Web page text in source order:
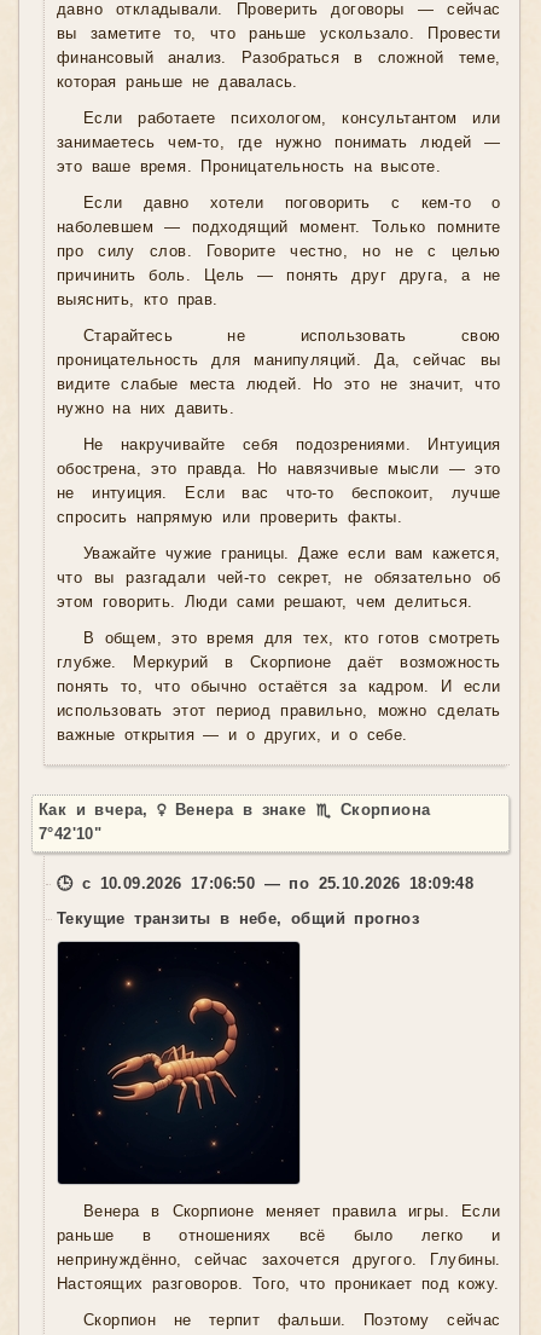
давно откладывали. Проверить договоры — сейчас
вы заметите то, что раньше ускользало. Провести
финансовый анализ. Разобраться в сложной теме,
которая раньше не давалась.
Если работаете психологом, консультантом или
занимаетесь чем-то, где нужно понимать людей —
это ваше время. Проницательность на высоте.
Если давно хотели поговорить с кем-то о
наболевшем — подходящий момент. Только помните
про силу слов. Говорите честно, но не с целью
причинить боль. Цель — понять друг друга, а не
выяснить, кто прав.
Старайтесь не использовать свою
проницательность для манипуляций. Да, сейчас вы
видите слабые места людей. Но это не значит, что
нужно на них давить.
Не накручивайте себя подозрениями. Интуиция
обострена, это правда. Но навязчивые мысли — это
не интуиция. Если вас что-то беспокоит, лучше
спросить напрямую или проверить факты.
Уважайте чужие границы. Даже если вам кажется,
что вы разгадали чей-то секрет, не обязательно об
этом говорить. Люди сами решают, чем делиться.
В общем, это время для тех, кто готов смотреть
глубже. Меркурий в Скорпионе даёт возможность
понять то, что обычно остаётся за кадром. И если
использовать этот период правильно, можно сделать
важные открытия — и о других, и о себе.
Как и вчера, ♀ Венера в знаке ♏ Скорпиона
7°42'10"
🕒 с 10.09.2026 17:06:50 — по 25.10.2026 18:09:48
Текущие транзиты в небе, общий прогноз
Венера в Скорпионе меняет правила игры. Если
раньше в отношениях всё было легко и
непринуждённо, сейчас захочется другого. Глубины.
Настоящих разговоров. Того, что проникает под кожу.
Скорпион не терпит фальши. Поэтому сейчас